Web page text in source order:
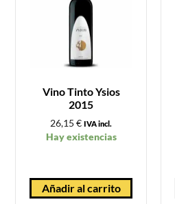
Vino Tinto Ysios
2015
26,15€ IVA incl.
Hay existencias
Añadir al carrito